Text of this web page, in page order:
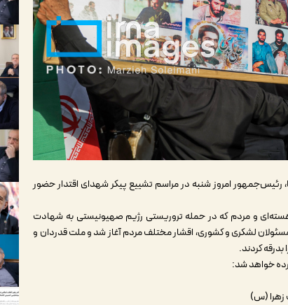
رئیس‌جمهور امروز شنبه در مراسم تشییع پیکر شهدای اقتدار حضور
و مردم که در حمله تروریستی رژیم صهیونیستی به شهادت
دوم ماه محرم با حضور مسئولان لشکری و کشوری، اقشار مختلف مردم آغاز شد و ملت قدردان و
خواهد شد:
زهرا (س)